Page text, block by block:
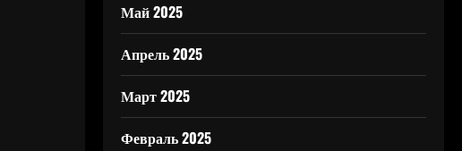
Май 2025
Апрель 2025
Март 2025
Февраль 2025